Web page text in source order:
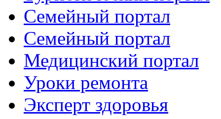
Семейный портал
Семейный портал
Медицинский портал
Уроки ремонта
Эксперт здоровья